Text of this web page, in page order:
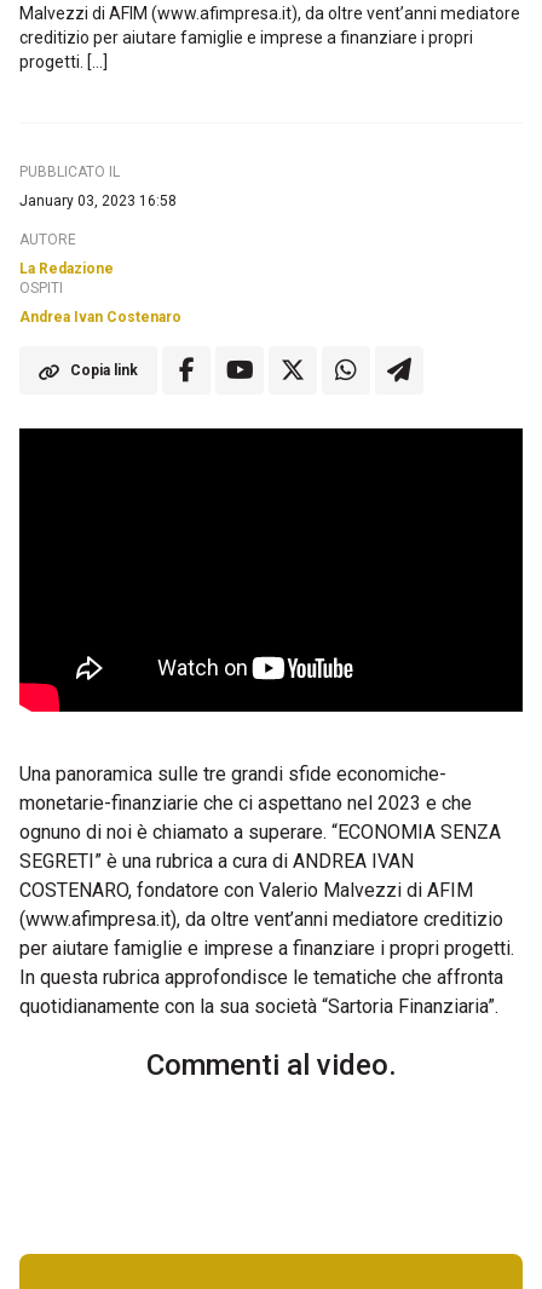
Malvezzi di AFIM (www.afimpresa.it), da oltre vent’anni mediatore
creditizio per aiutare famiglie e imprese a finanziare i propri
progetti. […]
PUBBLICATO IL
January 03, 2023 16:58
AUTORE
La Redazione
OSPITI
Andrea Ivan Costenaro
Copia link
Una panoramica sulle tre grandi sfide economiche-
monetarie-finanziarie che ci aspettano nel 2023 e che
ognuno di noi è chiamato a superare. “ECONOMIA SENZA
SEGRETI” è una rubrica a cura di ANDREA IVAN
COSTENARO, fondatore con Valerio Malvezzi di AFIM
(www.afimpresa.it), da oltre vent’anni mediatore creditizio
per aiutare famiglie e imprese a finanziare i propri progetti.
In questa rubrica approfondisce le tematiche che affronta
quotidianamente con la sua società “Sartoria Finanziaria”.
Commenti al video.